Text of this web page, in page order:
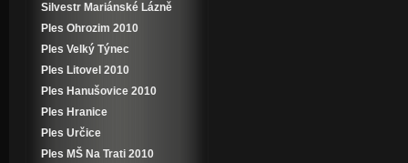
Silvestr Mariánské Lázně
Ples Ohrozim 2010
Ples Velký Týnec
Ples Litovel 2010
Ples Hanušovice 2010
Ples Hranice
Ples Určice
Ples MŠ Na Trati 2010